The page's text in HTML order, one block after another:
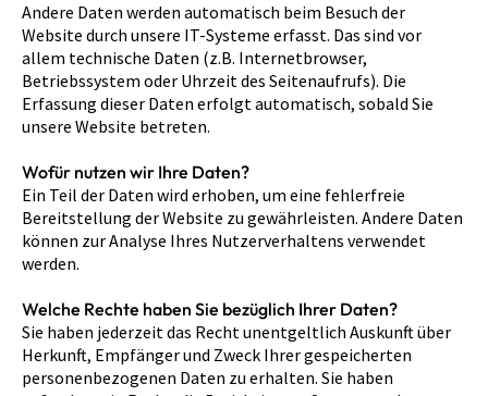
Andere Daten werden automatisch beim Besuch der
Website durch unsere IT-Systeme erfasst. Das sind vor
allem technische Daten (z.B. Internetbrowser,
Betriebssystem oder Uhrzeit des Seitenaufrufs). Die
Erfassung dieser Daten erfolgt automatisch, sobald Sie
unsere Website betreten.
Wofür nutzen wir Ihre Daten?
Ein Teil der Daten wird erhoben, um eine fehlerfreie
Bereitstellung der Website zu gewährleisten. Andere Daten
können zur Analyse Ihres Nutzerverhaltens verwendet
werden.
Welche Rechte haben Sie bezüglich Ihrer Daten?
Sie haben jederzeit das Recht unentgeltlich Auskunft über
Herkunft, Empfänger und Zweck Ihrer gespeicherten
personenbezogenen Daten zu erhalten. Sie haben